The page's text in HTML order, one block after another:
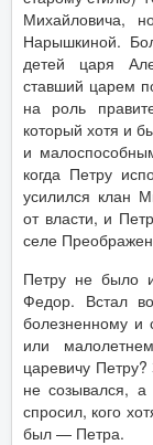
Михайловича,
Нарышкиной.
детей царя
ставший царем
на роль
который хотя и
и
когда Петру
усилился клан
от власти, и
селе
Петру не было
Федор. Встал
болезненному и
или
царевичу
не созывался,
спросил, кого
был — Петра.